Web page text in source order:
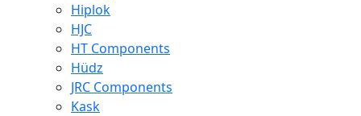
Hiplok
HJC
HT Components
Hüdz
JRC Components
Kask